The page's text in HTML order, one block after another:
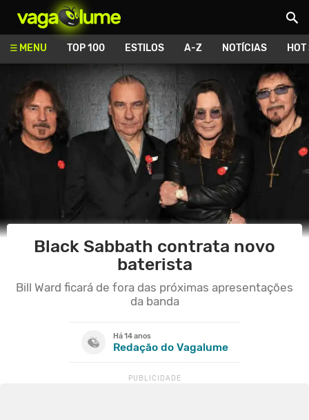
MENU TOP 100 ESTILOS A-Z NOTÍCIAS
Black Sabbath contrata novo
baterista
Bill Ward ficará de fora das próximas apresentações
da banda
Há 14 anos
Redação do Vagalume